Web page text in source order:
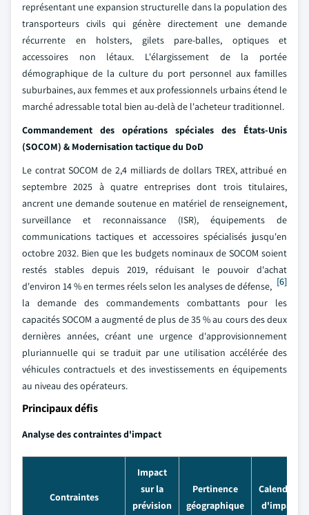
représentant une expansion structurelle dans la population des
transporteurs civils qui génère directement une demande
récurrente en holsters, gilets pare-balles, optiques et
accessoires non létaux. L'élargissement de la portée
démographique de la culture du port personnel aux familles
suburbaines, aux femmes et aux professionnels urbains étend le
marché adressable total bien au-delà de l'acheteur traditionnel.
Commandement des opérations spéciales des États-Unis
(SOCOM) & Modernisation tactique du DoD
Le contrat SOCOM de 2,4 milliards de dollars TREX, attribué en
septembre 2025 à quatre entreprises dont trois titulaires,
ancrent une demande soutenue en matériel de renseignement,
surveillance et reconnaissance (ISR), équipements de
communications tactiques et accessoires spécialisés jusqu'en
octobre 2032. Bien que les budgets nominaux de SOCOM soient
restés stables depuis 2019, réduisant le pouvoir d'achat
d'environ 14 % en termes réels selon les analyses de défense, [6]
la demande des commandements combattants pour les
capacités SOCOM a augmenté de plus de 35 % au cours des deux
dernières années, créant une urgence d'approvisionnement
pluriannuelle qui se traduit par une utilisation accélérée des
véhicules contractuels et des investissements en équipements
au niveau des opérateurs.
Principaux défis
Analyse des contraintes d'impact
Contraintes
Impact
sur la
prévision
Pertinence
géographique
Calendrier
d'impact